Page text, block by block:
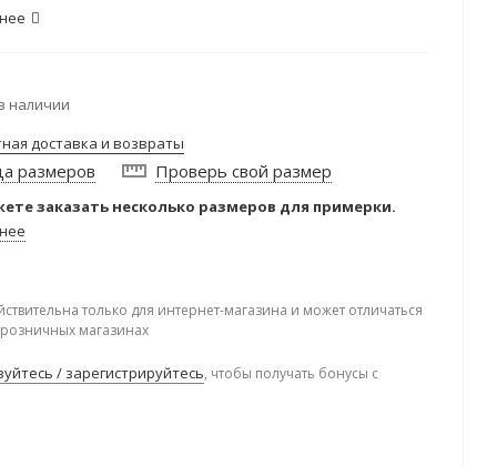
наличии
доставка и возвраты
размеров Проверь свой размер
заказать несколько размеров для примерки.
только для интернет-магазина и может отличаться
розничных магазинах
/ зарегистрируйтесь, чтобы получать бонусы с